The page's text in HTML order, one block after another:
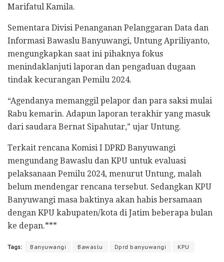
Marifatul Kamila.
Sementara Divisi Penanganan Pelanggaran Data dan
Informasi Bawaslu Banyuwangi, Untung Apriliyanto,
mengungkapkan saat ini pihaknya fokus
menindaklanjuti laporan dan pengaduan dugaan
tindak kecurangan Pemilu 2024.
“Agendanya memanggil pelapor dan para saksi mulai
Rabu kemarin. Adapun laporan terakhir yang masuk
dari saudara Bernat Sipahutar,” ujar Untung.
Terkait rencana Komisi I DPRD Banyuwangi
mengundang Bawaslu dan KPU untuk evaluasi
pelaksanaan Pemilu 2024, menurut Untung, malah
belum mendengar rencana tersebut. Sedangkan KPU
Banyuwangi masa baktinya akan habis bersamaan
dengan KPU kabupaten/kota di Jatim beberapa bulan
ke depan.***
Tags: Banyuwangi Bawaslu Dprd banyuwangi KPU